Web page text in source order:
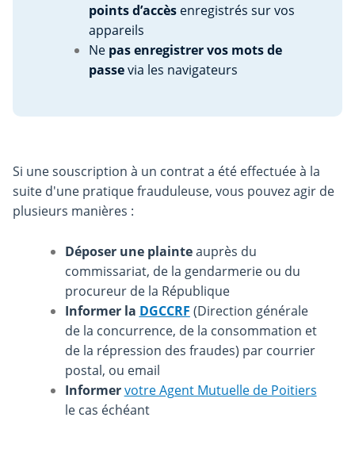
points d’accèsenregistrés sur vos
appareils
Ne pas enregistrer vos mots de
passevia les navigateurs
Si une souscription à un contrat a été effectuée à la
suite d'une pratique frauduleuse, vous pouvez agir de
plusieurs manières :
Déposer une plainteauprès du
commissariat, de la gendarmerie ou du
procureur de la République
Informer la DGCCRF (Direction générale
de la concurrence, de la consommation et
de la répression des fraudes) par courrier
postal, ou email
Informervotre Agent Mutuelle de Poitiers
le cas échéant